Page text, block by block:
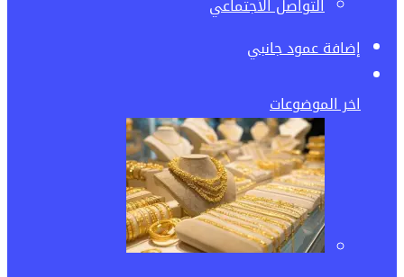
التواصل الأجتماعي
إضافة عمود جانبي
اخر الموضوعات